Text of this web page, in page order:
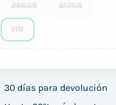
256GB 512GB
1TB
30 días para devolución